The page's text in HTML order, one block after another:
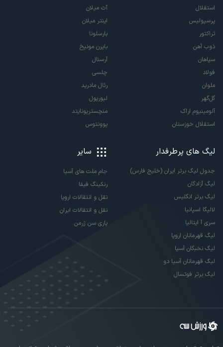
راهنما
دانلود اپلیکیشن
ارتباط با ما
تبلیغات
درباره ما
ابزار توسعه دهندگان
فرصت های شغلی
قوانین و مقررات
آگهی دولتی
سرویس ها
سوژه‌های ورزشی شما
اخبار ورزشی
پادکست
لیگ ها و رقابت ها
ویدئو
پیش بینی
پخش زنده
تیم های داخلی
استقلال
پرسپولیس
تراکتور
ذوب آهن
سپاهان
فولاد
آلومینیوم اراک
استقلال خوزستان
تیم های خارجی
آث میلان
اینتر میلان
منچستریونایتد